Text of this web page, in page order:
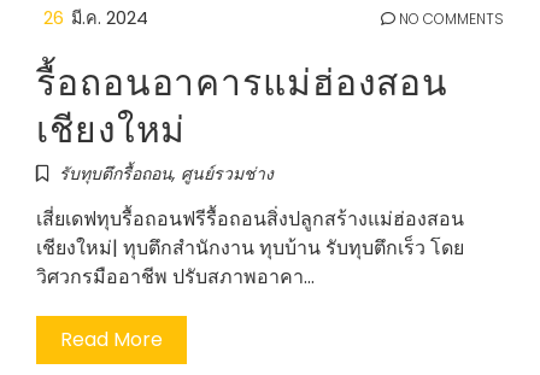
26 มี.ค. 2024 NO COMMENTS
รื้อถอนอาคารแม่ฮ่องสอน
เชียงใหม่
รับทุบตึกรื้อถอน, ศูนย์รวมช่าง
เสี่ยเดฟทุบรื้อถอนฟรีรื้อถอนสิ่งปลูกสร้างแม่ฮ่องสอน
เชียงใหม่| ทุบตึกสำนักงาน ทุบบ้าน รับทุบตึกเร็ว โดย
วิศวกรมืออาชีพ ปรับสภาพอาคา…
Read More